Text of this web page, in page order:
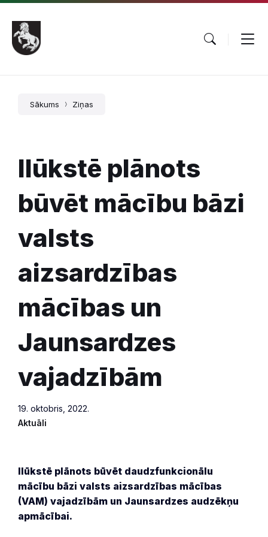
Pāriet
saturu
Skip
main
navigation
Skip
footer
Sākums Ziņas
Ilūkstē plānots
būvēt mācību bāzi
valsts
aizsardzības
mācības un
Jaunsardzes
vajadzībām
19. oktobris, 2022.
Aktuāli
Ilūkstē plānots būvēt daudzfunkcionālu
mācību bāzi valsts aizsardzības mācības
(VAM) vajadzībām un Jaunsardzes audzēkņu
apmācībai.